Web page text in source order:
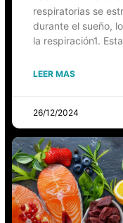
respiratorias se
durante el sueño,
la respiración1.
LEER MAS
26/12/2024